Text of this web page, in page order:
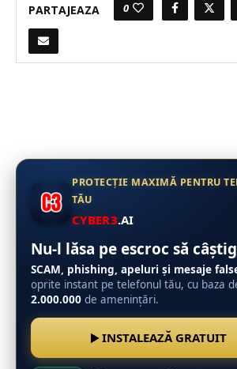
PARTAJEAZA 0
PROTECȚIE MAXIMĂ PENTRU
TĂU
CYBER3.AI
Nu-l lăsa pe escroc să
SCAM, phishing, apeluri și mesaje
oprite instant pe telefonul tău, cu baza
2.000.000 de amenințări.
INSTALEAZĂ GRATUIT